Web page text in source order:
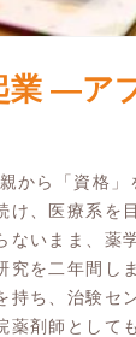
業 ―ア
から「資格」
け、医療系を
いまま、薬
究を二年間し
持ち、治験セ
薬剤師として